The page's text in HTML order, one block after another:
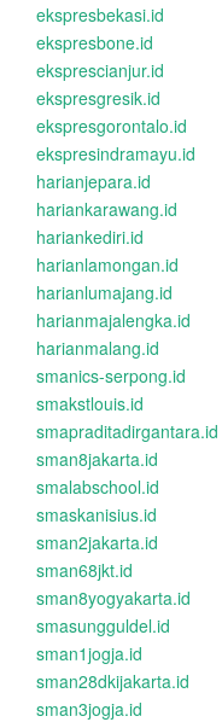
ekspresbekasi.id
ekspresbone.id
eksprescianjur.id
ekspresgresik.id
ekspresgorontalo.id
ekspresindramayu.id
harianjepara.id
hariankarawang.id
hariankediri.id
harianlamongan.id
harianlumajang.id
harianmajalengka.id
harianmalang.id
smanics-serpong.id
smakstlouis.id
smapraditadirgantara.id
sman8jakarta.id
smalabschool.id
smaskanisius.id
sman2jakarta.id
sman68jkt.id
sman8yogyakarta.id
smasungguldel.id
sman1jogja.id
sman28dkijakarta.id
sman3jogja.id